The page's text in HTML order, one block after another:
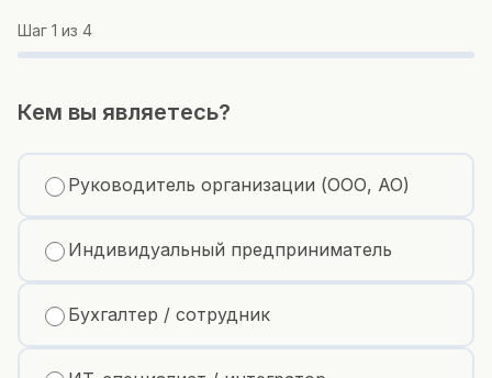
Шаг 1 из 4
Кем вы являетесь?
Руководитель организации (ООО, АО)
Индивидуальный предприниматель
Бухгалтер / сотрудник